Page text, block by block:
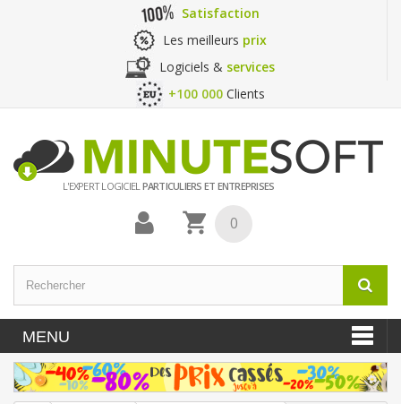
Satisfaction
Les meilleurs prix
Logiciels & services
+100 000 Clients
L'EXPERT LOGICIELPARTICULIERS ET ENTREPRISES
0
MENU